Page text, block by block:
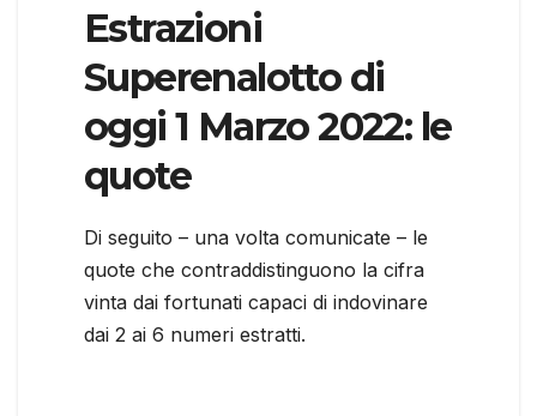
Estrazioni
Superenalotto di
oggi 1 Marzo 2022: le
quote
Di seguito – una volta comunicate – le
quote che contraddistinguono la cifra
vinta dai fortunati capaci di indovinare
dai 2 ai 6 numeri estratti.